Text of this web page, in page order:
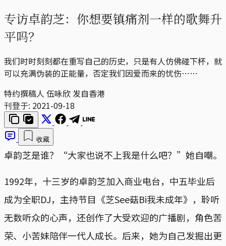
专访卓韵芝：你想要镇痛剂一样的歌舞升
平吗？
我们时时刻刻都在重写自己的历史，只是有人仿佛碰下杯，就
可以充满伪装的正能量，否定我们因爱而来的忧伤⋯⋯
特约撰稿人 伍咏欣 发自香港
刊登于: 2021-09-18
收藏
卓韵芝是谁？“大家也说不上我是什么吧？”她自嘲。
1992年，十三岁的卓韵芝加入商业电台，中五毕业后
成为全职DJ，主持节目《芝See菇Bi我未成年》，聆听
无数听众的心声，还创作了大受欢迎的广播剧，角色苦
荣、小苦妹陪伴一代人成长。后来，她为自己发掘出更